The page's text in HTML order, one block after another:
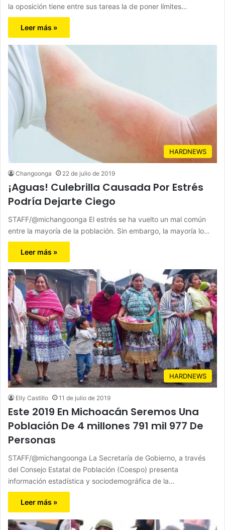
la oposición tiene entre sus tareas la de poner límites…
Leer más »
HARDNEWS
Changoonga 22 de julio de 2019
¡Aguas! Culebrilla Causada Por Estrés
Podría Dejarte Ciego
STAFF/@michangoonga El estrés se ha vuelto un mal común
entre la mayoría de la población. Sin embargo, la mayoría lo…
Leer más »
HARDNEWS
Elly Castillo 11 de julio de 2019
Este 2019 En Michoacán Seremos Una
Población De 4 millones 791 mil 977 De
Personas
STAFF/@michangoonga La Secretaría de Gobierno, a través
del Consejo Estatal de Población (Coespo) presenta
información estadística y sociodemográfica de la…
Leer más »